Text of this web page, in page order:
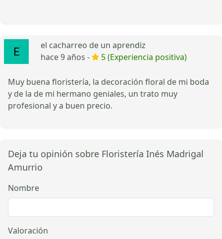
el cacharreo de un aprendiz
hace 9 años -
5 (Experiencia positiva)
Muy buena floristería, la decoración floral de mi boda
y de la de mi hermano geniales, un trato muy
profesional y a buen precio.
Deja tu opinión sobre Floristería Inés Madrigal
Amurrio
Nombre
Valoración